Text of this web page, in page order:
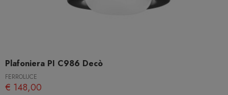
Plafoniera PI C986 Decò
FERROLUCE
€ 148,00